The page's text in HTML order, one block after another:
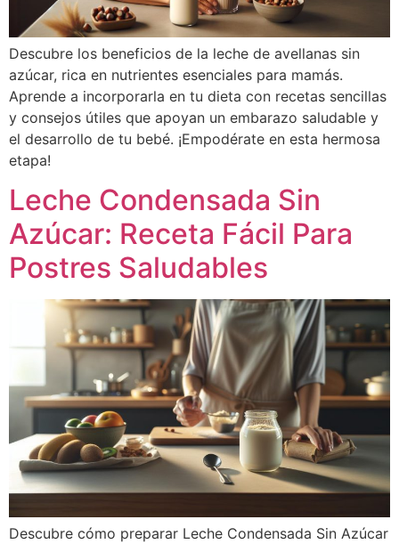
Descubre los beneficios de la leche de avellanas sin
azúcar, rica en nutrientes esenciales para mamás.
Aprende a incorporarla en tu dieta con recetas sencillas
y consejos útiles que apoyan un embarazo saludable y
el desarrollo de tu bebé. ¡Empodérate en esta hermosa
etapa!
Leche Condensada Sin
Azúcar: Receta Fácil Para
Postres Saludables
Descubre cómo preparar Leche Condensada Sin Azúcar